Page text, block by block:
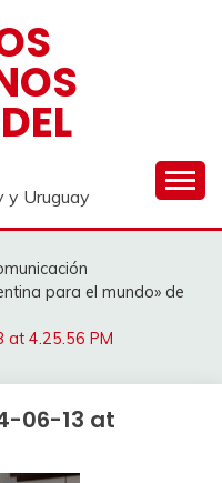
y Uruguay
para el mundo» de
4.25.56 PM
06-13 at